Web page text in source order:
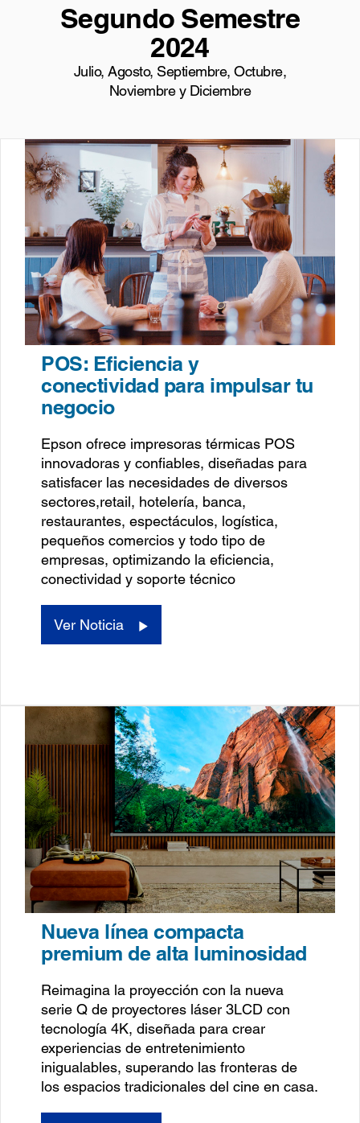
Segundo Semestre
2024
Julio, Agosto, Septiembre, Octubre,
Noviembre y Diciembre
POS: Eficiencia y
conectividad para impulsar tu
negocio
Epson ofrece impresoras térmicas POS
innovadoras y confiables, diseñadas para
satisfacer las necesidades de diversos
sectores,retail, hotelería, banca,
restaurantes, espectáculos, logística,
pequeños comercios y todo tipo de
empresas, optimizando la eficiencia,
conectividad y soporte técnico
Ver Noticia
Nueva línea compacta
premium de alta luminosidad
Reimagina la proyección con la nueva
serie Q de proyectores láser 3LCD con
tecnología 4K, diseñada para crear
experiencias de entretenimiento
inigualables, superando las fronteras de
los espacios tradicionales del cine en casa.